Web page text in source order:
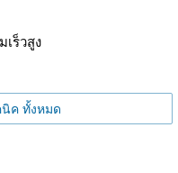
เร็วสูง
นิค ทั้งหมด